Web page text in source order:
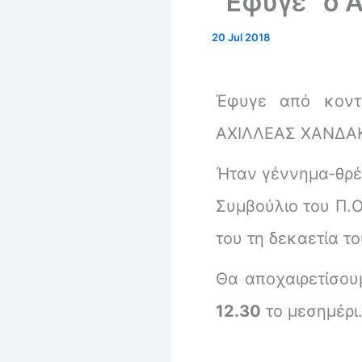
20 Jul 2018
Έφυγε από
ΑΧΙΛΛΕΑΣ
Ήταν γέννημα-
Συμβούλιο του
του τη δεκαετία
Θα
12.30 το